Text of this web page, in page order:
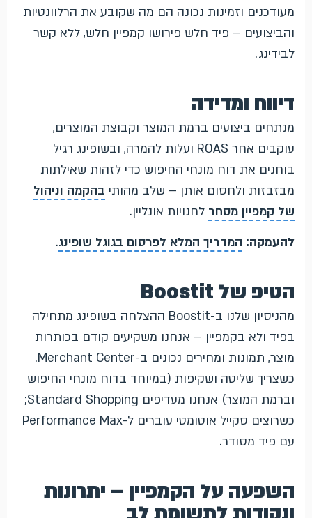
מעודכנים וזמינות נכונה הם מה שקובע את הרלוונטיות
והביצועים – פיד חלש פירושו קמפיין חלש, ללא קשר
לבידינג.
דיווח ומדידה
מנתחים ביצועים ברמת המוצר וקבוצת המוצרים,
עוקבים אחר ROAS ועלות להמרה, ובשופינג רגיל
בוחנים את דוח מונחי החיפוש כדי לזהות שאילתות
מבזבזות ולחסום אותן – שלב מהותי בהקמה וניהול
של קמפיין מסחר לחנויות אונליין.
להעמקה: המדריך המלא לפרסום בגוגל שופינג.
הטיפ של Boostit
מהניסיון שלנו ב-Boostit ההצלחה בשופינג מתחילה
בפיד ולא בקמפיין – אנחנו משקיעים קודם בכותרות
מוצר, תמונות ומחירים נכונים ב-Merchant Center.
כשצריך שליטה ושקיפות (במיוחד בדוח מונחי החיפוש
וברמת המוצר) אנחנו מעדיפים Standard Shopping;
כשרוצים סקייל אוטומטי עוברים ל-Performance Max
עם פיד מסודר.
השפעה על הקמפיין – יתרונות